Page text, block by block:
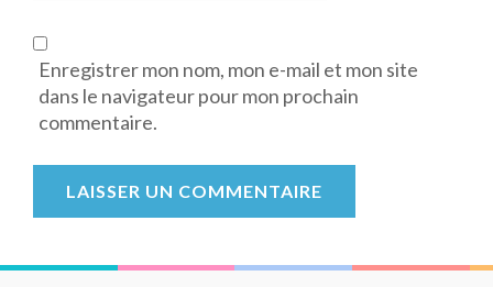
Enregistrer mon nom, mon e-mail et mon site
dans le navigateur pour mon prochain
commentaire.